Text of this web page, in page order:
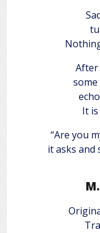
After
some
It
“Are you
it asks and